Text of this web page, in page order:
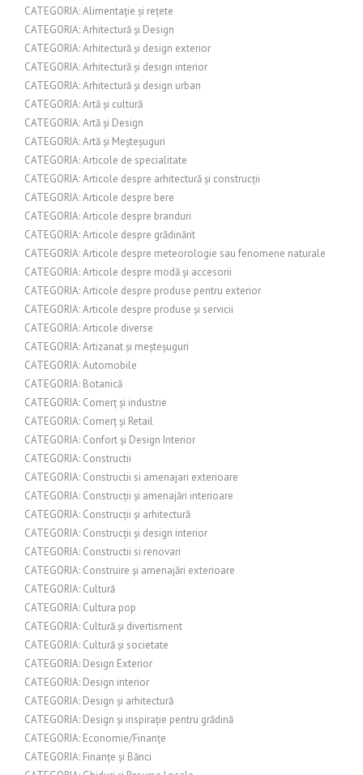
CATEGORIA: Alimentație și rețete
CATEGORIA: Arhitectură și Design
CATEGORIA: Arhitectură și design exterior
CATEGORIA: Arhitectură și design interior
CATEGORIA: Arhitectură și design urban
CATEGORIA: Artă și cultură
CATEGORIA: Artă și Design
CATEGORIA: Artă și Meșteșuguri
CATEGORIA: Articole de specialitate
CATEGORIA: Articole despre arhitectură și construcții
CATEGORIA: Articole despre bere
CATEGORIA: Articole despre branduri
CATEGORIA: Articole despre grădinărit
CATEGORIA: Articole despre meteorologie sau fenomene naturale
CATEGORIA: Articole despre modă și accesorii
CATEGORIA: Articole despre produse pentru exterior
CATEGORIA: Articole despre produse și servicii
CATEGORIA: Articole diverse
CATEGORIA: Artizanat și meșteșuguri
CATEGORIA: Automobile
CATEGORIA: Botanică
CATEGORIA: Comerț și industrie
CATEGORIA: Comerț și Retail
CATEGORIA: Confort și Design Interior
CATEGORIA: Constructii
CATEGORIA: Constructii si amenajari exterioare
CATEGORIA: Construcții și amenajări interioare
CATEGORIA: Construcții și arhitectură
CATEGORIA: Construcții și design interior
CATEGORIA: Constructii si renovari
CATEGORIA: Construire și amenajări exterioare
CATEGORIA: Cultură
CATEGORIA: Cultura pop
CATEGORIA: Cultură și divertisment
CATEGORIA: Cultură și societate
CATEGORIA: Design Exterior
CATEGORIA: Design interior
CATEGORIA: Design și arhitectură
CATEGORIA: Design și inspirație pentru grădină
CATEGORIA: Economie/Finanțe
CATEGORIA: Finanțe și Bănci